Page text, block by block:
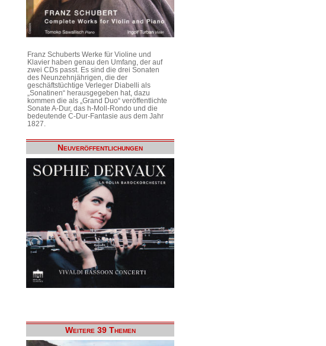
Franz Schuberts Werke für Violine und
Klavier haben genau den Umfang, der auf
zwei CDs passt. Es sind die drei Sonaten
des Neunzehnjährigen, die der
geschäftstüchtige Verleger Diabelli als
„Sonatinen“ herausgegeben hat, dazu
kommen die als „Grand Duo“ veröffentlichte
Sonate A-Dur, das h-Moll-Rondo und die
bedeutende C-Dur-Fantasie aus dem Jahr
1827.
Neuveröffentlichungen
Weitere 39 Themen